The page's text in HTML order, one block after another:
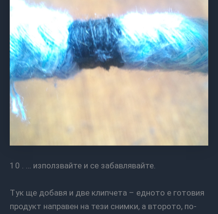
10 . … използвайте и се забавлявайте.
Тук ще добавя и две клипчета – едното е готовия
продукт направен на тези снимки, а второто, по-